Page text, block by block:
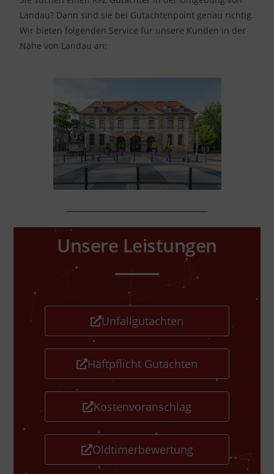
Landau? Dann sind sie bei Gutachtenpoint genau richtig.
Wir bieten folgenden Service für unsere Kunden in der
Nähe von Landau an:
Unsere Leistungen
Unfallgutachten
Haftpflicht Gutachten
Kostenvoranschlag
Oldtimerbewertung